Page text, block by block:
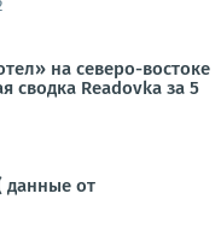
на северо-востоке
сводка Readovka за 5
данные от